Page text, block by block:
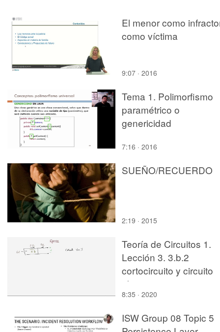
El menor como
como víctima
9:07 · 2016
Tema 1. Polimorfismo
paramétrico o
genericidad
7:16 · 2016
SUEÑO/RECUERDO
2:19 · 2015
Teoría de Circuitos 1.
Lección 3. 3.b.2
cortocircuito y circuito
abierto, ejercicio 2
8:35 · 2020
ISW Group 08 Topic 5